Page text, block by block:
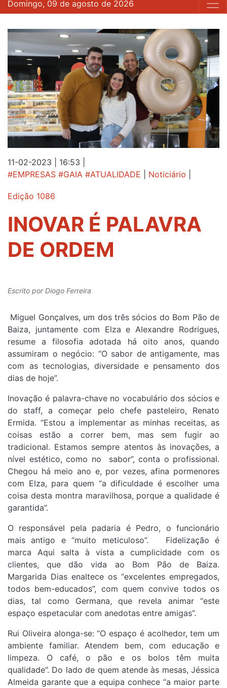
Domingo, 09 de agosto de 2026
11-02-2023 | 16:53
#EMPRESAS #GAIA #ATUALIDADE
Noticiário
Edição 1086
INOVAR É PALAVRA
DE ORDEM
Escrito porDiogo Ferreira
Miguel Gonçalves, um dos três sócios do Bom Pão de
Baiza, juntamente com Elza e Alexandre Rodrigues,
resume a filosofia adotada há oito anos, quando
assumiram o negócio: “O sabor de antigamente, mas
com as tecnologias, diversidade e pensamento dos
dias de hoje”.
Inovação é palavra-chave no vocabulário dos sócios e
do staff, a começar pelo chefe pasteleiro, Renato
Ermida. “Estou a implementar as minhas receitas, as
coisas estão a correr bem, mas sem fugir ao
tradicional. Estamos sempre atentos às inovações, a
nível estético, como no sabor”, conta o profissional.
Chegou há meio ano e, por vezes, afina pormenores
com Elza, para quem “a dificuldade é escolher uma
coisa desta montra maravilhosa, porque a qualidade é
garantida”.
O responsável pela padaria é Pedro, o funcionário
mais antigo e “muito meticuloso”. Fidelização é
marca Aqui salta à vista a cumplicidade com os
clientes, que dão vida ao Bom Pão de Baiza.
Margarida Dias enaltece os “excelentes empregados,
todos bem-educados”, com quem convive todos os
dias, tal como Germana, que revela animar “este
espaço espetacular com anedotas entre amigas”.
Rui Oliveira alonga-se: “O espaço é acolhedor, tem um
ambiente familiar. Atendem bem, com educação e
limpeza. O café, o pão e os bolos têm muita
qualidade”. Do lado de quem atende às mesas, Jéssica
Almeida garante que a equipa conhece “a maior parte